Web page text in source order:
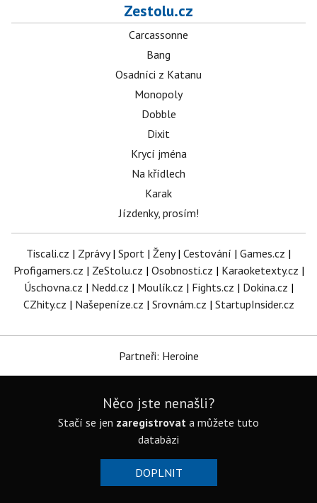
Zestolu.cz
Carcassonne
Bang
Osadníci z Katanu
Monopoly
Dobble
Dixit
Krycí jména
Na křídlech
Karak
Jízdenky, prosím!
Tiscali.cz | Zprávy| Sport | Ženy| Cestování | Games.cz |
Profigamers.cz | ZeStolu.cz | Osobnosti.cz | Karaoketexty.cz |
Úschovna.cz | Nedd.cz | Moulík.cz | Fights.cz | Dokina.cz |
CZhity.cz | Našepeníze.cz | Srovnám.cz | StartupInsider.cz
Partneři: Heroine
Něco jste nenašli?
Stačí se jen zaregistrovat a můžete tuto
databázi
DOPLNIT